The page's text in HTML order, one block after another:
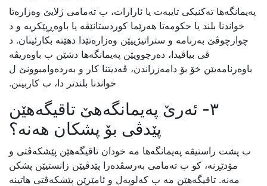
پەیمانگەها تەکنیکی تایبەت یا ئارارات، ب تەمامی ژلایێ وەزارەتا
خواندنا بلند یا حکومەتا هەرێما کوردستانێڤە یا باوەڕپێکریە و د
چوارچوڤێ بەرنامە و ستراتیژییێن وەزارەتێدا دهێتە بکارئینان. د
ڤی بیاڤیدا، دەرچوویێن پەیمانگەها دشێن ب باوەریڤە
باوەرنامەیێن خۆ بۆ دامەزراندن، ڤەدیتنا کار و بەردەوامبوونێ ل
خواندنا بلندتر دا، ب کاربینن.
٣- ئەرێ پەیمانگەهێ تاقیگەهێن
پێدڤی بۆ پشکان هەنە؟
ب پشت راستیڤە پەیمانگەها مە خودان تاقیگەهێن پێشکەڤتی و
مۆدێڕنە، کو ب تەمامی بەرسڤدەرا پێدڤیێن زانستیێن پشکن
مەنە. تاقیگەهێن مە ب کەلوپەل و ئامێرێن پێشکەڤتی هاتینە